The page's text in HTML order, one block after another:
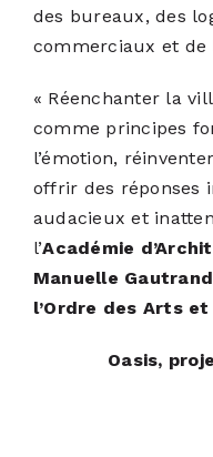
des bureaux, des
commerciaux et de
« Réenchanter la
comme principes
l’émotion,
offrir des réponses
audacieux et
l’Académie
Manuelle Gautrand
l’Ordre des Arts
Oasis,